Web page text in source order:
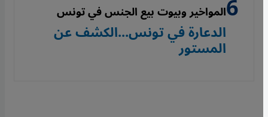
المواخير وبيوت بيع الجنس في تونس
الدعارة في تونس...الكشف عن
المستور